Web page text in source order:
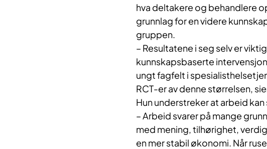
hva deltakere og behandlere
grunnlag for en videre
gruppen.
– Resultatene i seg selv er
kunnskapsbaserte
ungt fagfelt i
RCT-er av denne størrelsen,
Hun understreker at arbeid
– Arbeid svarer på mange
med mening, tilhørighet,
en mer stabil økonomi. Når